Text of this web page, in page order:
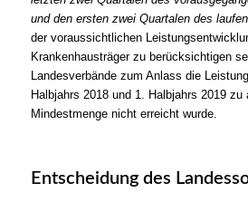
und den ersten zwei Quartalen des
der voraussichtlichen
Krankenhausträger zu berücksichtigen
Landesverbände zum Anlass die
Halbjahrs 2018 und 1. Halbjahrs 2019 zu
Mindestmenge nicht erreicht wurde.
Entscheidung des